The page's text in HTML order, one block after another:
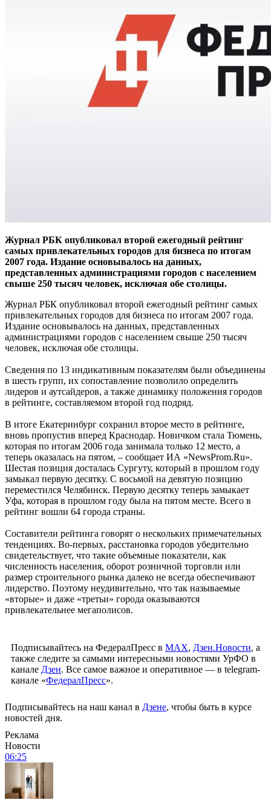
Журнал РБК опубликовал второй ежегодный рейтинг
самых привлекательных городов для бизнеса по итогам
2007 года. Издание основывалось на данных,
представленных администрациями городов с населением
свыше 250 тысяч человек, исключая обе столицы.
Журнал РБК опубликовал второй ежегодный рейтинг самых
привлекательных городов для бизнеса по итогам 2007 года.
Издание основывалось на данных, представленных
администрациями городов с населением свыше 250 тысяч
человек, исключая обе столицы.
Сведения по 13 индикативным показателям были объединены
в шесть групп, их сопоставление позволило определить
лидеров и аутсайдеров, а также динамику положения городов
в рейтинге, составляемом второй год подряд.
В итоге Екатеринбург сохранил второе место в рейтинге,
вновь пропустив вперед Краснодар. Новичком стала Тюмень,
которая по итогам 2006 года занимала только 12 место, а
теперь оказалась на пятом, – сообщает ИА «NewsProm.Ru».
Шестая позиция досталась Сургуту, который в прошлом году
замыкал первую десятку. С восьмой на девятую позицию
переместился Челябинск. Первую десятку теперь замыкает
Уфа, которая в прошлом году была на пятом месте. Всего в
рейтинг вошли 64 города страны.
Составители рейтинга говорят о нескольких примечательных
тенденциях. Во-первых, расстановка городов убедительно
свидетельствует, что такие объемные показатели, как
численность населения, оборот розничной торговли или
размер строительного рынка далеко не всегда обеспечивают
лидерство. Поэтому неудивительно, что так называемые
«вторые» и даже «третьи» города оказываются
привлекательнее мегаполисов.
Подписывайтесь на ФедералПресс в МАХ, Дзен.Новости, а
также следите за самыми интересными новостями УрФО в
канале Дзен. Все самое важное и оперативное — в telegram-
канале «ФедералПресс».
Подписывайтесь на наш канал в Дзене, чтобы быть в курсе
новостей дня.
Реклама
Новости
06:25